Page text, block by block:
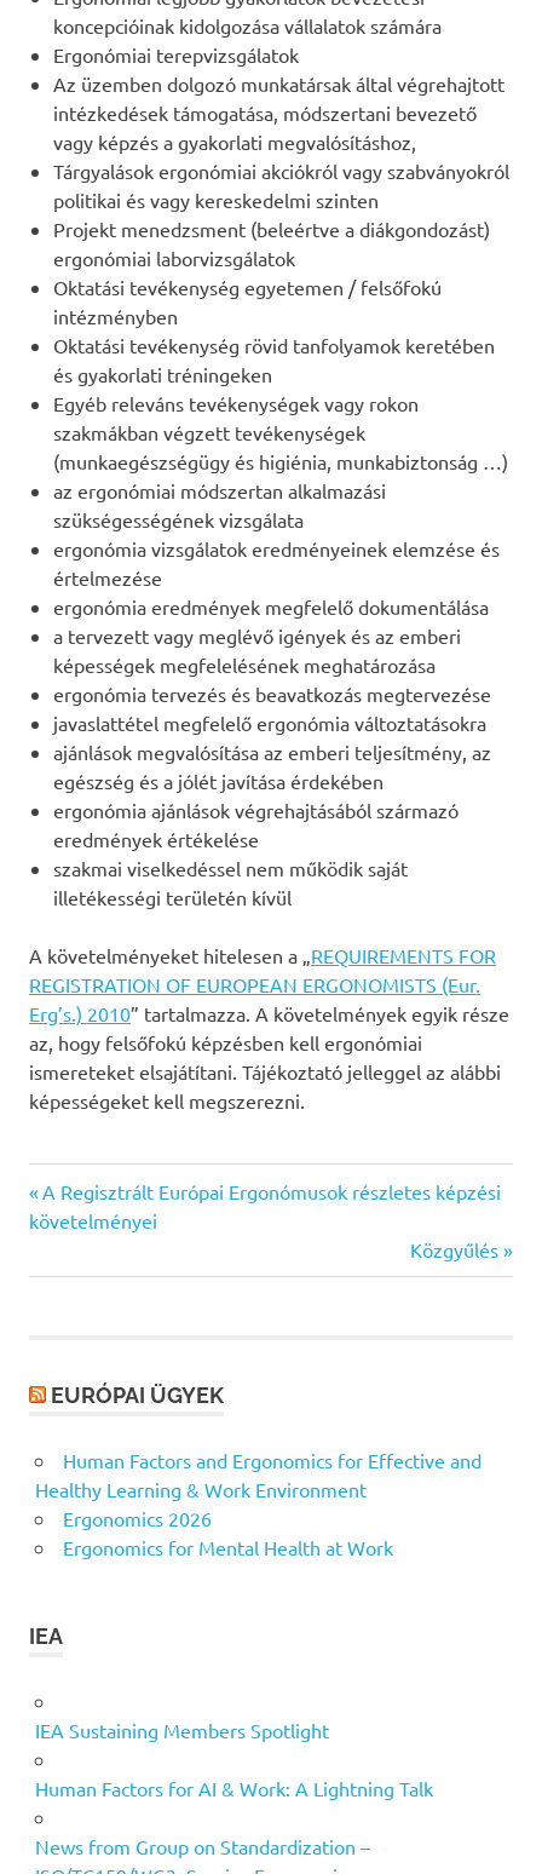
koncepcióinak kidolgozása vállalatok számára
Ergonómiai terepvizsgálatok
Az üzemben dolgozó munkatársak által végrehajtott
intézkedések támogatása, módszertani bevezető
vagy képzés a gyakorlati megvalósításhoz,
Tárgyalások ergonómiai akciókról vagy szabványokról
politikai és vagy kereskedelmi szinten
Projekt menedzsment (beleértve a diákgondozást)
ergonómiai laborvizsgálatok
Oktatási tevékenység egyetemen / felsőfokú
intézményben
Oktatási tevékenység rövid tanfolyamok keretében
és gyakorlati tréningeken
Egyéb releváns tevékenységek vagy rokon
szakmákban végzett tevékenységek
(munkaegészségügy és higiénia, munkabiztonság …)
az ergonómiai módszertan alkalmazási
szükségességének vizsgálata
ergonómia vizsgálatok eredményeinek elemzése és
értelmezése
ergonómia eredmények megfelelő dokumentálása
a tervezett vagy meglévő igények és az emberi
képességek megfelelésének meghatározása
ergonómia tervezés és beavatkozás megtervezése
javaslattétel megfelelő ergonómia változtatásokra
ajánlások megvalósítása az emberi teljesítmény, az
egészség és a jólét javítása érdekében
ergonómia ajánlások végrehajtásából származó
eredmények értékelése
szakmai viselkedéssel nem működik saját
illetékességi területén kívül
A követelményeket hitelesen a „REQUIREMENTS FOR
REGISTRATION OF EUROPEAN ERGONOMISTS (Eur.
Erg’s.) 2010” tartalmazza. A követelmények egyik része
az, hogy felsőfokú képzésben kell ergonómiai
ismereteket elsajátítani. Tájékoztató jelleggel az alábbi
képességeket kell megszerezni.
Bejegyzés
Previous
Post:
A Regisztrált Európai Ergonómusok részletes képzési
követelményei
Next
Post:
Közgyűlés
EURÓPAI ÜGYEK
Human Factors and Ergonomics for Effective and
Healthy Learning & Work Environment
Ergonomics 2026
Ergonomics for Mental Health at Work
IEA
IEA Sustaining Members Spotlight
Human Factors for AI & Work: A Lightning Talk
News from Group on Standardization –